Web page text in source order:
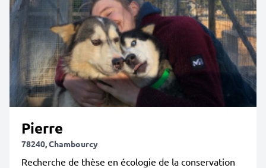
Pierre
78240, Chambourcy
Recherche de thèse en écologie de la conservation